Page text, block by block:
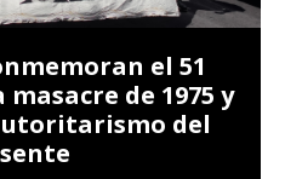
el 51
de 1975 y
del